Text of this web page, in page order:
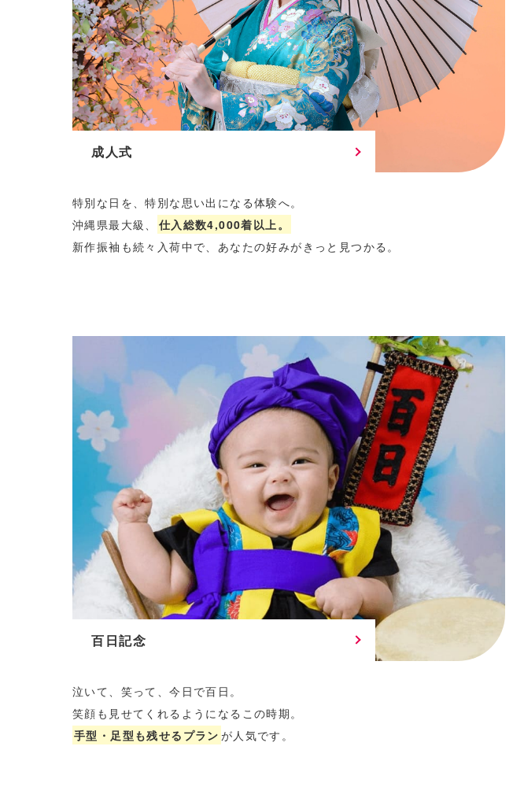
成人式
特別な日を、特別な思い出になる体験へ。
沖縄県最大級、
仕入総数4,000着以上。
新作振袖も続々入荷中で、あなたの好みがきっと見つかる。
百日記念
泣いて、笑って、今日で百日。
笑顔も見せてくれるようになるこの時期。
手型・足型も残せるプラン が人気です。